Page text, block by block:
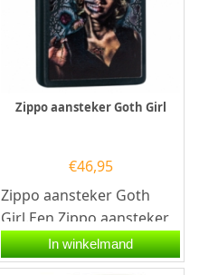
Zippo aansteker Goth Girl
€46,95
Zippo aansteker Goth
Girl.Een Zippo aansteker
is een kwalitatief
goede aansteker met de...
In winkelmand